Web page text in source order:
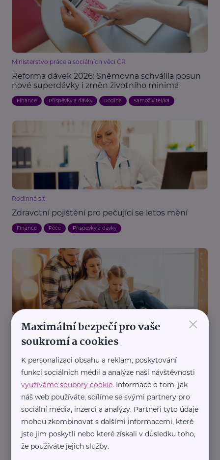
Ministerstvo práce a sociálních věcí ČR
Reforma dávek 2026: Sněmovna schválila posun
nové superdávky i změn životního minima
Finance Příspěvky a dávky Rodina Samoživitel/ka
Rodinná síť
Zdravotní pojištění pro pečující se letos mění
Finance Péče Příspěvky a dávky
Ministerstvo práce a sociálních věcí ČR
Dávka státní sociální pomoci – superdávka
×
Maximální bezpečí pro vaše
soukromí a cookies
K personalizaci obsahu a reklam, poskytování
funkcí sociálních médií a analýze naší návštěvnosti
využíváme soubory cookie. Informace o tom, jak
náš web používáte, sdílíme se svými partnery pro
sociální média, inzerci a analýzy. Partneři tyto údaje
mohou zkombinovat s dalšími informacemi, které
jste jim poskytli nebo které získali v důsledku toho,
že používáte jejich služby.